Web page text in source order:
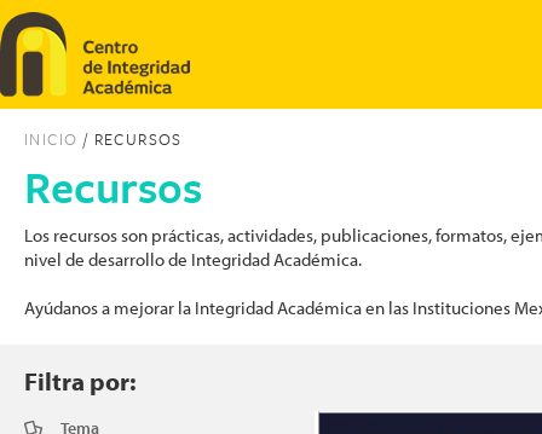
Pasar al contenido principal
INICIO / RECURSOS
Recursos
Los recursos son prácticas, actividades, publicaciones, formatos,
nivel de desarrollo de Integridad Académica.
Ayúdanos a mejorar la Integridad Académica en las Instituciones
Filtra por:
Tema